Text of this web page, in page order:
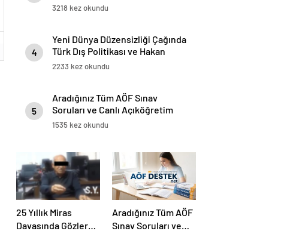
3218 kez okundu
4
Yeni Dünya Düzensizliği Çağında
Türk Dış Politikası ve Hakan
Fidan Faktörü
2233 kez okundu
5
Aradığınız Tüm AÖF Sınav
Soruları ve Canlı Açıköğretim
Forumu Burada
1535 kez okundu
25 Yıllık Miras
Davasında Gözler
Aradığınız Tüm AÖF
Sınav Soruları ve